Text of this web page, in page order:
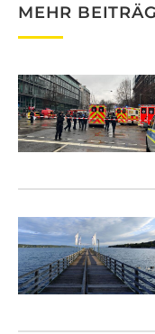
MEHR